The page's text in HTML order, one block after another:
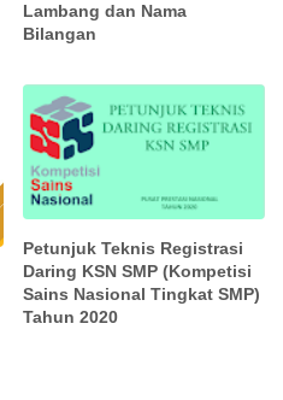
Lambang dan Nama
Bilangan
Petunjuk Teknis Registrasi
Daring KSN SMP (Kompetisi
Sains Nasional Tingkat SMP)
Tahun 2020